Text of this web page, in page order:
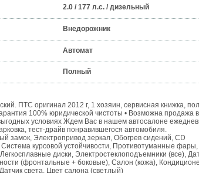
2.0 / 177 л.с. / дизельный
Внедорожник
Автомат
Полный
ПТС оригинал 2012 г, 1 хозяин, сервисная книжка,
100% юридической чистоты • Возможна продажа в
условиях Ждем Вас в нашем автосалоне
тест-драйв понравившегося автомобиля.
замок, Электропривод зеркал, Обогрев сидений, CD
курсовой устойчивости, Противотуманные фары,
диски, Электростеклоподъемники (все),
(фронтальные + боковые), Салон (кожа),
света, Цвет салона (светлый)